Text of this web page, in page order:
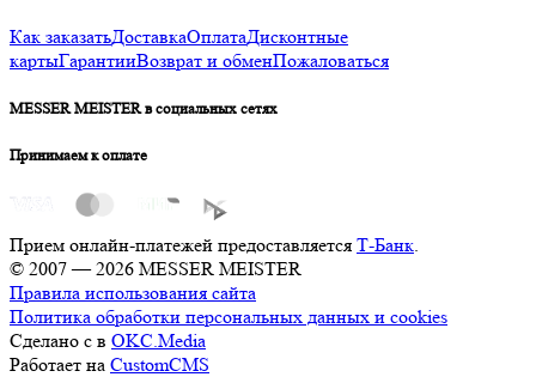
Как заказатьДоставкаОплатаДисконтные
картыГарантииВозврат и обменПожаловаться
MESSER MEISTER в социальных сетях
Принимаем к оплате
Прием онлайн-платежей предоставляется Т-Банк
© 2007 — 2026 MESSER MEISTER
Правила использования сайта
Политика обработки персональных данных и cookies
Сделано с в OKC.Media
Работает на CustomCMS